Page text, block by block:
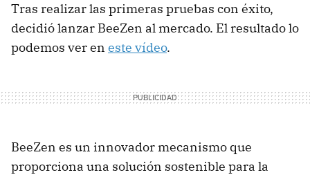
Tras realizar las primeras pruebas con éxito,
decidió lanzar BeeZen al mercado. El resultado lo
podemos ver en este vídeo.
BeeZen es un innovador mecanismo que
proporciona una solución sostenible para la